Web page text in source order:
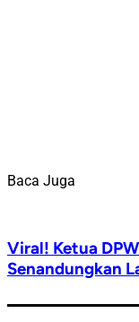
Baca Juga
Viral! Ketua
Senandungkan